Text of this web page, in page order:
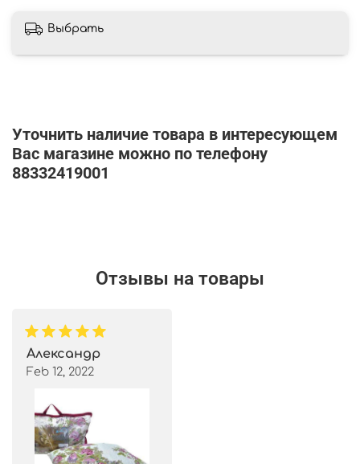
Выбрать
Уточнить наличие товара в интересующем
Вас магазине можно по телефону
88332419001
Отзывы на товары
Александр
Feb 12, 2022